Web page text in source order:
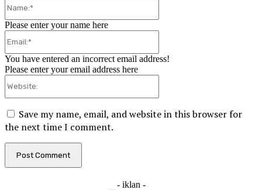
Please enter your name here
You have entered an incorrect email address!
Please enter your email address here
Save my name, email, and website in this browser for
the next time I comment.
- iklan -